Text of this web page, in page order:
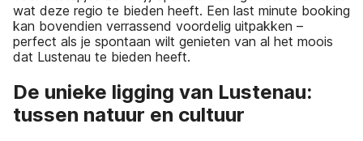
wat deze regio te bieden heeft. Een last minute booking
kan bovendien verrassend voordelig uitpakken –
perfect als je spontaan wilt genieten van al het moois
dat Lustenau te bieden heeft.
De unieke ligging van Lustenau:
tussen natuur en cultuur